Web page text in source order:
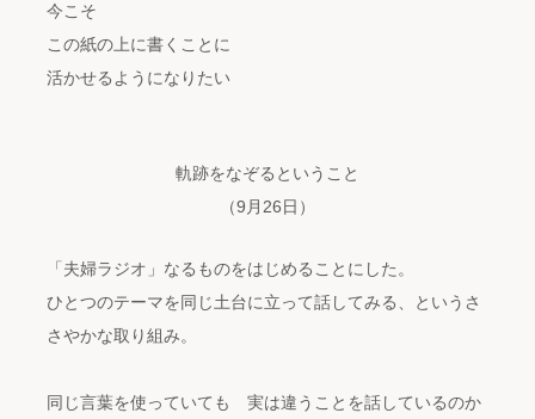
今こそ
この紙の上に書くことに
活かせるようになりたい
軌跡をなぞるということ
（9月26日）
「夫婦ラジオ」なるものをはじめることにした。
ひとつのテーマを同じ土台に立って話してみる、というさ
さやかな取り組み。
同じ言葉を使っていても 実は違うことを話しているのか